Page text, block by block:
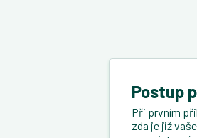
Postup
Při prvním
zda je již